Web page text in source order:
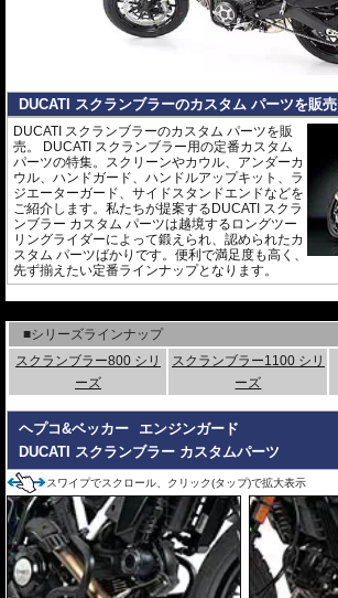
DUCATI スクランブラーのカスタム パーツを販売
DUCATI スクランブラーのカスタム パーツを販
売。 DUCATI スクランブラー用の定番カスタム
パーツの特集。スクリーンやカウル、アンダーカ
ウル、ハンドガード、ハンドルアップキット、ラ
ジエーターガード、サイドスタンドエンドなどを
ご紹介します。私たちが提案するDUCATI スクラ
ンブラー カスタム パーツは越境するロングツー
リングライダーによって鍛えられ、認められたカ
スタム パーツばかりです。便利で満足度も高く、
先ず揃えたい定番ラインナップとなります。
■シリーズラインナップ
スクランブラー800 シリ
ーズ
スクランブラー1100 シリ
ーズ
ヘプコ&ベッカー
エンジンガード
DUCATI スクランブラー カスタムパーツ
スワイプでスクロール、クリック(タップ)で拡大表示